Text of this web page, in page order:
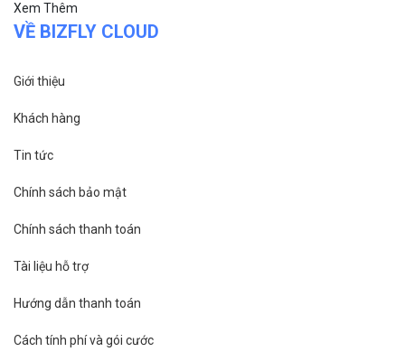
Xem Thêm
VỀ BIZFLY CLOUD
Giới thiệu
Khách hàng
Tin tức
Chính sách bảo mật
Chính sách thanh toán
Tài liệu hỗ trợ
Hướng dẫn thanh toán
Cách tính phí và gói cước